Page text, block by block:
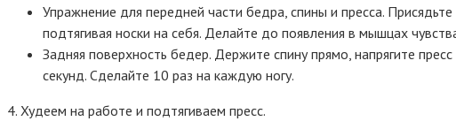
Упражнение для передней части бедра, спины и пресса.
подтягивая носки на себя. Делайте до появления в мышцах
Задняя поверхность бедер. Держите спину прямо, напрягите
секунд. Сделайте 10 раз на каждую ногу.
4. Худеем на работе и подтягиваем пресс.